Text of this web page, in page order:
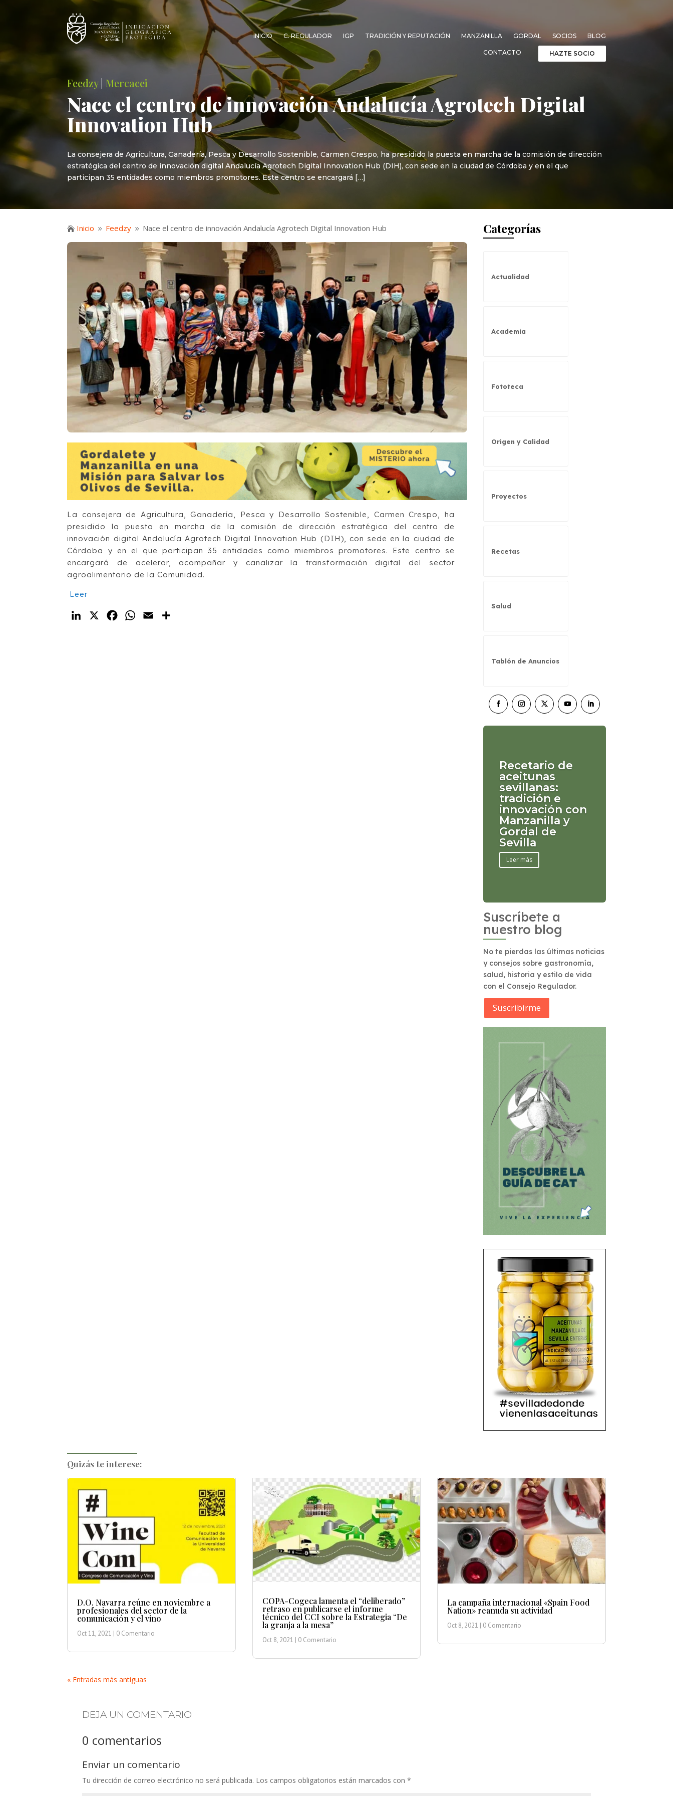
INICIO C. REGULADOR IGP TRADICIÓN Y REPUTACIÓN MANZANILLA GORDAL SOCIOS BLOG
CONTACTO HAZTE SOCIO
Feedzy|Mercacei
Nace el centro de innovación Andalucía Agrotech Digital
Innovation Hub
La consejera de Agricultura, Ganadería, Pesca y Desarrollo Sostenible, Carmen Crespo, ha presidido la puesta en marcha de la comisión de dirección
estratégica del centro de innovación digital Andalucía Agrotech Digital Innovation Hub (DIH), con sede en la ciudad de Córdoba y en el que
participan 35 entidades como miembros promotores. Este centro se encargará […]
 Inicio 9 Feedzy 9 Nace el centro de innovación Andalucía Agrotech Digital Innovation Hub
La consejera de Agricultura, Ganadería, Pesca y Desarrollo Sostenible, Carmen Crespo, ha
presidido la puesta en marcha de la comisión de dirección estratégica del centro de
innovación digital Andalucía Agrotech Digital Innovation Hub (DIH), con sede en la ciudad de
Córdoba y en el que participan 35 entidades como miembros promotores. Este centro se
encargará de acelerar, acompañar y canalizar la transformación digital del sector
agroalimentario de la Comunidad.
Leer
LinkedIn
X FacebookWhatsApp
Email
Categorías
Actualidad
Academia
Fototeca
Origen y Calidad
Proyectos
Recetas
Salud
Tablón de Anuncios
Recetario de
aceitunas
sevillanas:
tradición e
innovación con
Manzanilla y
Gordal de
Sevilla
Leer más
Suscríbete a
nuestro blog
No te pierdas las últimas noticias
y consejos sobre gastronomía,
salud, historia y estilo de vida
con el Consejo Regulador.
Suscribírme
Quizás te interese:
D.O. Navarra reúne en noviembre a
profesionales del sector de la
comunicación y el vino
Oct 11, 2021 | 0 Comentario
COPA-Cogeca lamenta el “deliberado”
retraso en publicarse el informe
técnico del CCI sobre la Estrategia “De
la granja a la mesa”
Oct 8, 2021 | 0 Comentario
La campaña internacional «Spain Food
Nation» reanuda su actividad
Oct 8, 2021 | 0 Comentario
« Entradas más antiguas
DEJA UN COMENTARIO
0 comentarios
Enviar un comentario
Tu dirección de correo electrónico no será publicada. Los campos obligatorios están marcados con*